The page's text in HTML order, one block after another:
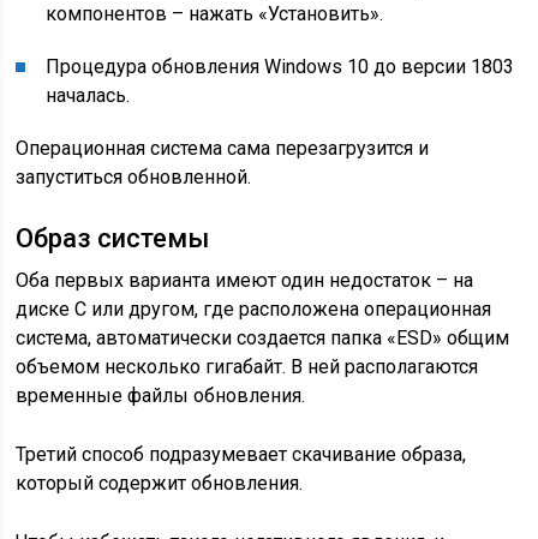
компонентов – нажать «Установить».
Процедура обновления Windows 10 до версии 1803
началась.
Операционная система сама перезагрузится и
запуститься обновленной.
Образ системы
Оба первых варианта имеют один недостаток – на
диске C или другом, где расположена операционная
система, автоматически создается папка «ESD» общим
объемом несколько гигабайт. В ней располагаются
временные файлы обновления.
Третий способ подразумевает скачивание образа,
который содержит обновления.